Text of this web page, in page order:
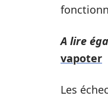
A lire
vapoter
Les